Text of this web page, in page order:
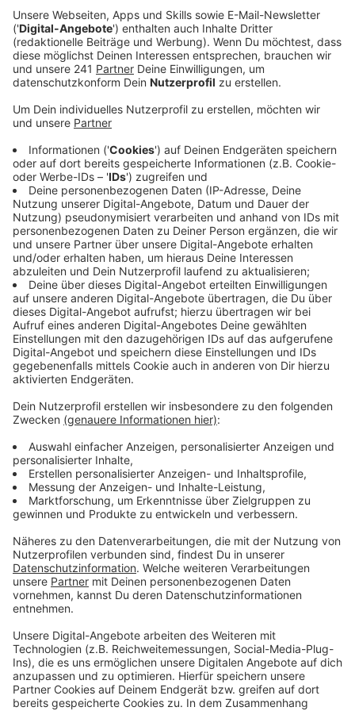
Veröffentlicht:Donnerstag, 18.06.2026 11:39
Anzeige
Anzeige
Der "blaue Kompass" wird bereits seit 10 Jahren
vergeben. Die Mutreiferei, also der interaktive Bereich
vom Kinder und Jugendmuseum wurde jetzt vom
Bundesumweltministerium in die Liste der Nominierten
aufgenommen. Zu gewinnen gibt´s 25.000 Euro
Preisgeld. Um dieses Geld zu bekommen, braucht das
NaturGut Ophoven die meisten Stimmen bei einer
Online-Abstimmung.Hierwerden die Stimmen
gesammelt.
Anzeige
Mehr Nachrichten aus Leverkusen
Anzeige
Festnahme nach Raubüberfall in Leverkusen
Hohe Nachfrage bei der Verbraucherzentrale
Leverkusen
Opladen